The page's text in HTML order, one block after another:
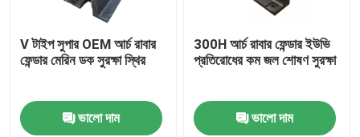
V টাইপ সুপার OEM আর্চ রাবার
ফেন্ডার মেরিন ডক সুরক্ষা স্থির
ভালো দাম
300H আর্চ রাবার ফেন্ডার ইউভি
প্রতিরোধের কম জল শোষণ সুরক্ষা
ভালো দাম